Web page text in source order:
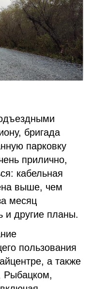
бригада
парковку
прилично,
кабельная
выше, чем
месяц
и другие планы.
пользования
а также
Рыбацком,